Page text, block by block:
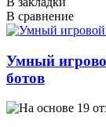
В сравнение
Умный
ботов